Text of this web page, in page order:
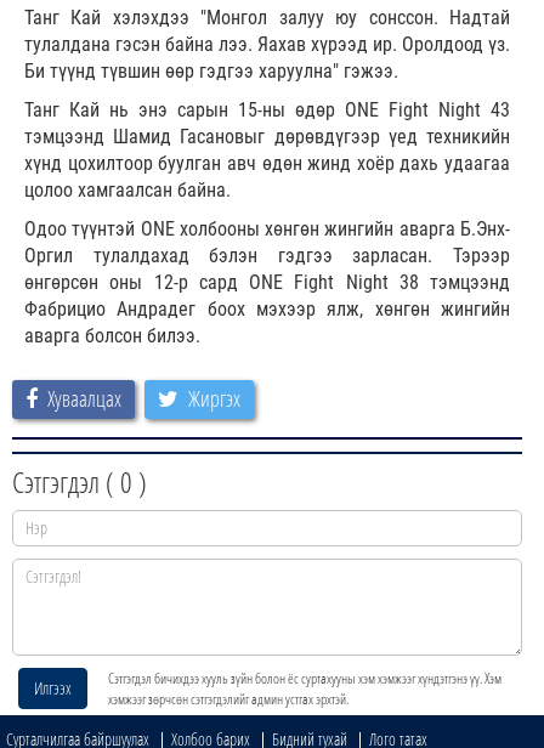
Танг Кай хэлэхдээ "Монгол залуу юу сонссон. Надтай
тулалдана гэсэн байна лээ. Яахав хүрээд ир. Оролдоод үз.
Би түүнд түвшин өөр гэдгээ харуулна" гэжээ.
Танг Кай нь энэ сарын 15-ны өдөр ONE Fight Night 43
тэмцээнд Шамид Гасановыг дөрөвдүгээр үед техникийн
хүнд цохилтоор буулган авч өдөн жинд хоёр дахь удаагаа
цолоо хамгаалсан байна.
Одоо түүнтэй ONE холбооны хөнгөн жингийн аварга Б.Энх-
Оргил тулалдахад бэлэн гэдгээ зарласан. Тэрээр
өнгөрсөн оны 12-р сард ONE Fight Night 38 тэмцээнд
Фабрицио Андрадег боох мэхээр ялж, хөнгөн жингийн
аварга болсон билээ.
Хуваалцах Жиргэх
Сэтгэгдэл ( 0 )
Илгээх
Сэтгэгдэл бичихдээ хууль зүйн болон ёс суртахууны хэм хэмжээг хүндэтгэнэ үү. Хэм
хэмжээг зөрчсөн сэтгэгдэлийг админ устгах эрхтэй.
Сурталчилгаа байршуулах Холбоо барих Бидний тухай Лого татах